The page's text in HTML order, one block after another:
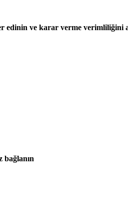
edinin ve karar verme verimliliğini
bağlanın